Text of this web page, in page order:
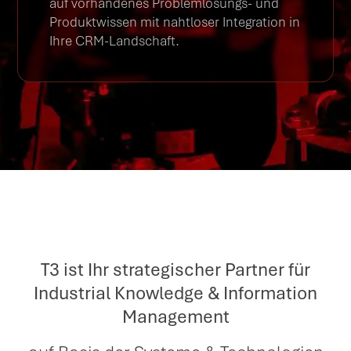
Produktwissen mit nahtloser Integration in
Ihre CRM-Landschaft.
T3 ist Ihr strategischer Partner für
Industrial Knowledge & Information
Management